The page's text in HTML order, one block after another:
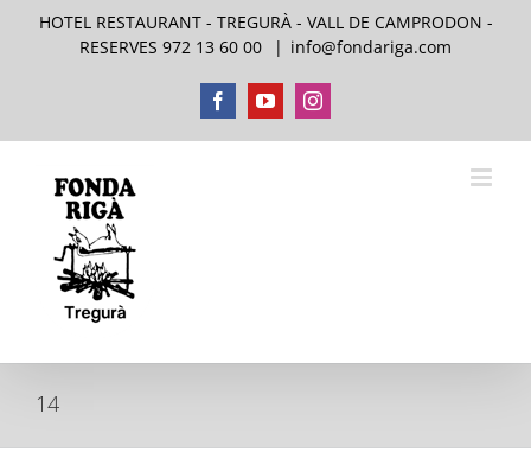
HOTEL RESTAURANT - TREGURÀ - VALL DE CAMPRODON -
RESERVES 972 13 60 00
| info@fondariga.com
FacebookYouTubeInstagram
14